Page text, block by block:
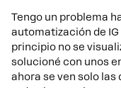
Tengo un problema
automatización de
principio no se
solucioné con unos
ahora se ven solo las